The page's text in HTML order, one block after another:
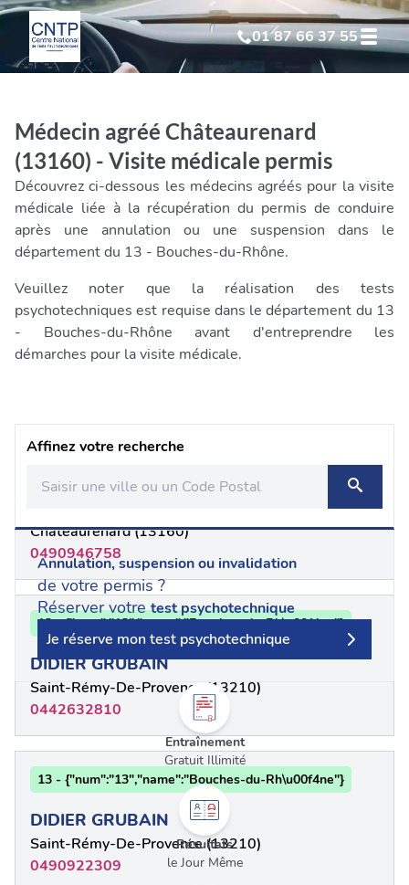
01 87 66 37 55
Test Psychotechniquesuite à annulation
Test Psychotechniquesuite à invalidation
Test Psychotechniqueprofessionnel
Médecin agréé Châteaurenard
(13160) - Visite médicale permis
Découvrez ci-dessous les médecins agréés pour la visite
médicale liée à la récupération du permis de conduire
après une annulation ou une suspension dans le
département du 13 - Bouches-du-Rhône.
Veuillez noter que la réalisation des tests
psychotechniques est requise dans le département du 13
- Bouches-du-Rhône avant d'entreprendre les
démarches pour la visite médicale.
Affinez votre recherche
Annulation, suspension ou invalidation
de votre permis ?
Réserver votretest psychotechnique
Je réserve mon test psychotechnique
Entraînement
Gratuit Illimité
Résultats
le Jour Même
Châteaurenard (13160)
0490946758
13 - {"num":"13","name":"Bouches-du-Rh\u00f4ne"}
DIDIER GRUBAIN
Saint-Rémy-De-Provence (13210)
0442632810
13 - {"num":"13","name":"Bouches-du-Rh\u00f4ne"}
DIDIER GRUBAIN
Saint-Rémy-De-Provence (13210)
0490922309